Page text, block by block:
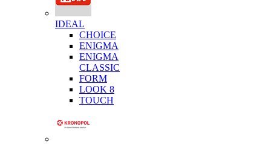
IDEAL
CHOICE
ENIGMA
ENIGMA
CLASSIC
FORM
LOOK 8
TOUCH